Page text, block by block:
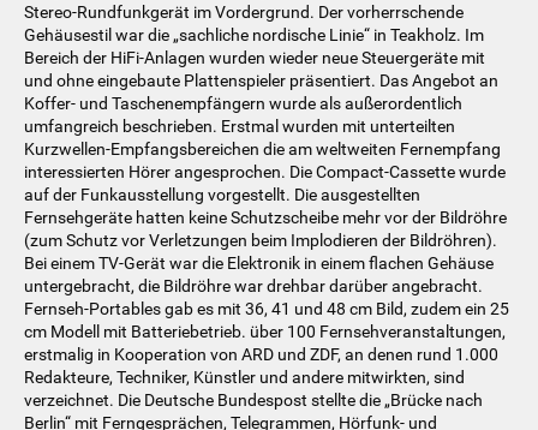
Stereo-Rundfunkgerät im Vordergrund. Der vorherrschende
Gehäusestil war die „sachliche nordische Linie“ in Teakholz. Im
Bereich der HiFi-Anlagen wurden wieder neue Steuergeräte mit
und ohne eingebaute Plattenspieler präsentiert. Das Angebot an
Koffer- und Taschenempfängern wurde als außerordentlich
umfangreich beschrieben. Erstmal wurden mit unterteilten
Kurzwellen-Empfangsbereichen die am weltweiten Fernempfang
interessierten Hörer angesprochen. Die Compact-Cassette wurde
auf der Funkausstellung vorgestellt. Die ausgestellten
Fernsehgeräte hatten keine Schutzscheibe mehr vor der Bildröhre
(zum Schutz vor Verletzungen beim Implodieren der Bildröhren).
Bei einem TV-Gerät war die Elektronik in einem flachen Gehäuse
untergebracht, die Bildröhre war drehbar darüber angebracht.
Fernseh-Portables gab es mit 36, 41 und 48 cm Bild, zudem ein 25
cm Modell mit Batteriebetrieb. über 100 Fernsehveranstaltungen,
erstmalig in Kooperation von ARD und ZDF, an denen rund 1.000
Redakteure, Techniker, Künstler und andere mitwirkten, sind
verzeichnet. Die Deutsche Bundespost stellte die „Brücke nach
Berlin“ mit Ferngesprächen, Telegrammen, Hörfunk- und